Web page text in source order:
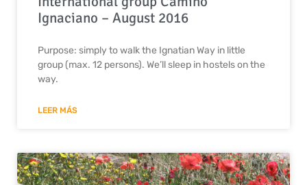
Ignaciano – August 2016
Purpose: simply to walk the Ignatian Way in little
group (max. 12 persons). We’ll sleep in hostels on the
way.
LEER MÁS